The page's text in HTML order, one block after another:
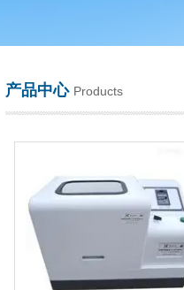
产品中心 Products